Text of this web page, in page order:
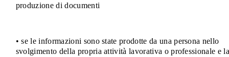
produzione di documenti
• se le informazioni sono state prodotte da una persona nello
svolgimento della propria attività lavorativa o professionale e la